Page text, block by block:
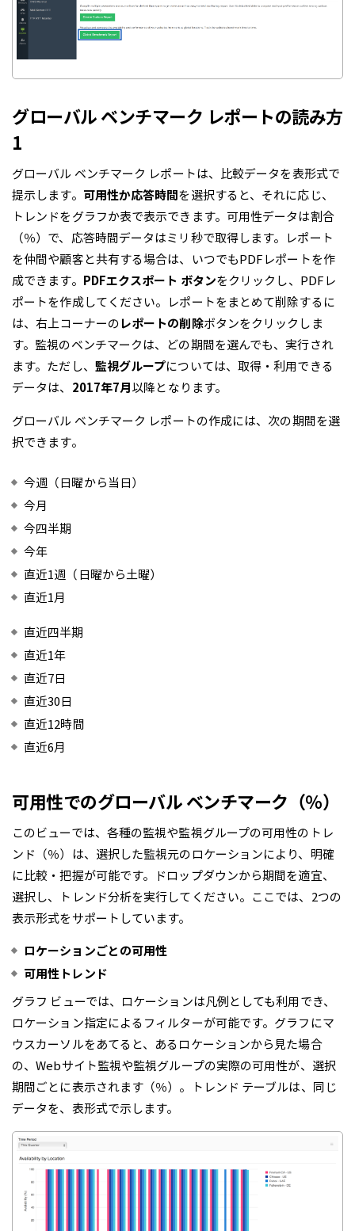
グローバル ベンチマーク レポートの読み方
1
グローバル ベンチマーク レポートは、比較データを表形式で
提示します。 可用性か応答時間を選択すると、それに応じ、
トレンドをグラフか表で表示できます。可用性データは割合
（％）で、応答時間データはミリ秒で取得します。レポート
を仲間や顧客と共有する場合は、いつでもPDFレポートを作
成できます。 PDFエクスポート ボタンをクリックし、PDFレ
ポートを作成してください。レポートをまとめて削除するに
は、右上コーナーのレポートの削除ボタンをクリックしま
す。監視のベンチマークは、どの期間を選んでも、実行され
ます。ただし、 監視グループについては、取得・利用できる
データは、 2017年7月以降となります。
グローバル ベンチマーク レポートの作成には、次の期間を選
択できます。
今週（日曜から当日）
今月
今四半期
今年
直近1週（日曜から土曜）
直近1月
直近四半期
直近1年
直近7日
直近30日
直近12時間
直近6月
可用性でのグローバル ベンチマーク（％）
このビューでは、各種の監視や監視グループの可用性のトレ
ンド（％）は、選択した監視元のロケーションにより、明確
に比較・把握が可能です。ドロップダウンから期間を適宜、
選択し、トレンド分析を実行してください。ここでは、2つの
表示形式をサポートしています。
ロケーションごとの可用性
可用性トレンド
グラフ ビューでは、ロケーションは凡例としても利用でき、
ロケーション指定によるフィルターが可能です。グラフにマ
ウスカーソルをあてると、あるロケーションから見た場合
の、Webサイト監視や監視グループの実際の可用性が、選択
期間ごとに表示されます（％）。トレンド テーブルは、同じ
データを、表形式で示します。